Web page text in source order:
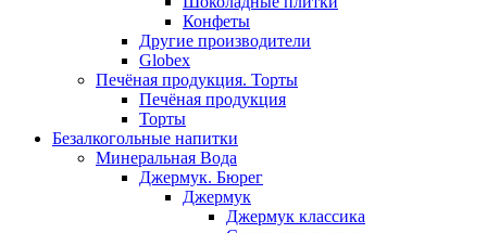
Конфеты
Другие производители
Globex
Печёная продукция. Торты
Печёная продукция
Торты
Безалкогольные напитки
Минеральная Вода
Джермук. Бюрег
Джермук
Джермук классика